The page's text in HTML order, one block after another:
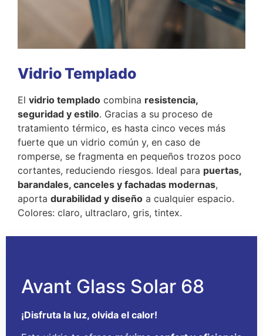
Vidrio Templado
El vidrio templado combina resistencia,
seguridad y estilo. Gracias a su proceso de
tratamiento térmico, es hasta cinco veces más
fuerte que un vidrio común y, en caso de
romperse, se fragmenta en pequeños trozos poco
cortantes, reduciendo riesgos. Ideal para puertas,
barandales, canceles y fachadas modernas,
aporta durabilidad y diseño a cualquier espacio.
Colores: claro, ultraclaro, gris, tintex.
Avant Glass Solar 68
¡Disfruta la luz, olvida el calor!